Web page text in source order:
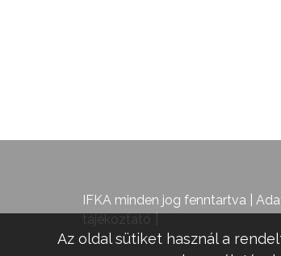
IFKA minden jog fenntartva |
tájékoztató
Az oldal sütiket használ a